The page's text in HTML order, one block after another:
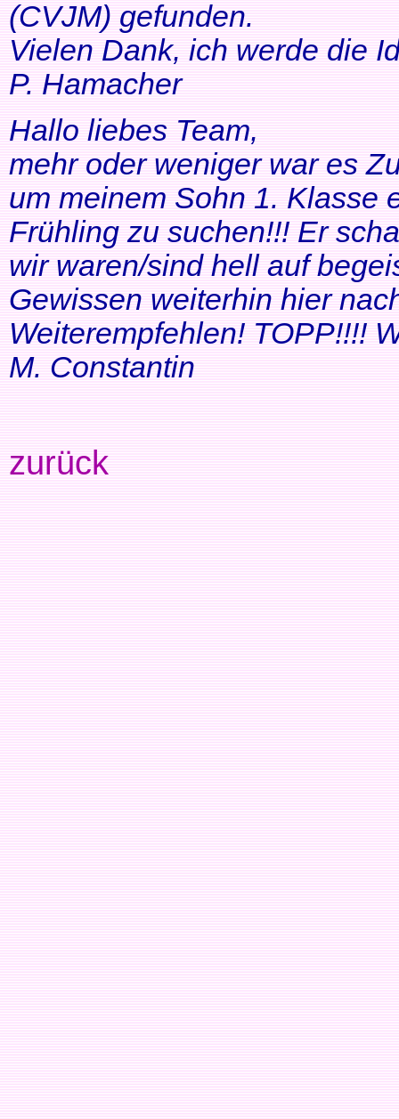
(CVJM) gefunden.
Vielen Dank, ich werde die
P. Hamacher
Hallo liebes Team,
mehr oder weniger war es
um meinem Sohn 1. Klasse
Frühling zu suchen!!! Er
wir waren/sind hell auf
Gewissen weiterhin hier
Weiterempfehlen! TOPP!!!!
M. Constantin
zurück